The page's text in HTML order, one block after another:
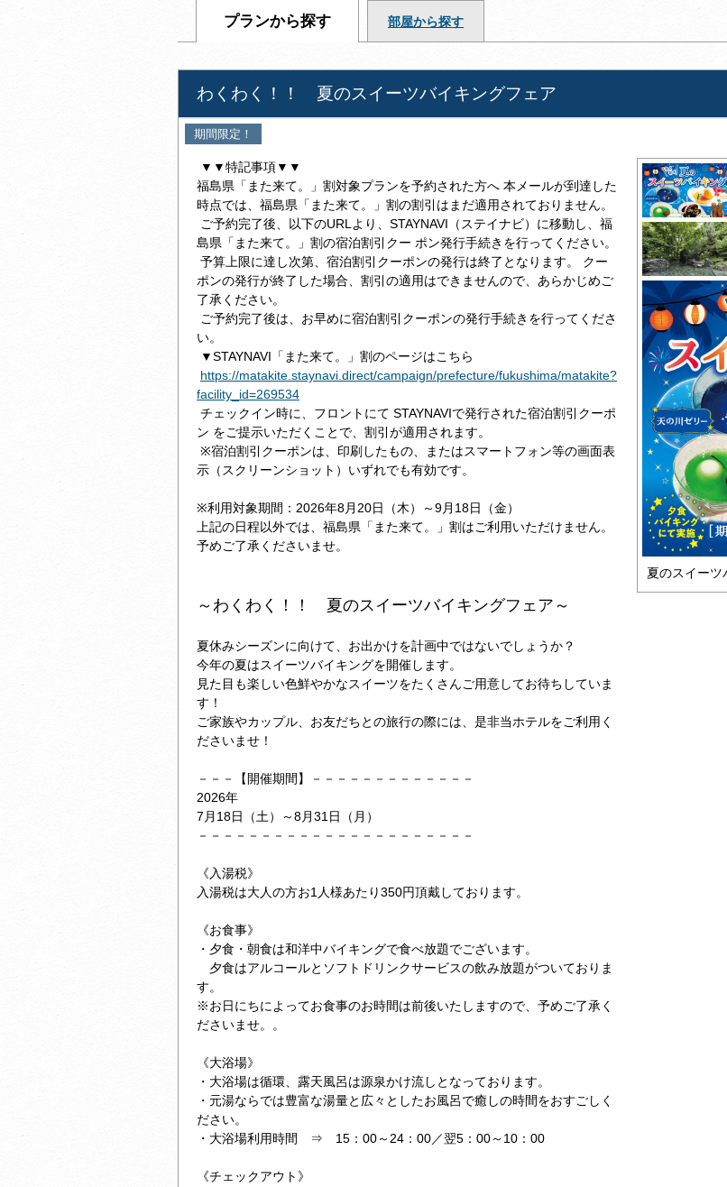
プランから探す 部屋から探す
わくわく！！ 夏のスイーツバイキングフェア
期間限定！
▼▼特記事項▼▼
福島県「また来て。」割対象プランを予約された方へ 本メールが到達した
時点では、福島県「また来て。」割の割引はまだ適用されておりません。
ご予約完了後、以下のURLより、STAYNAVI（ステイナビ）に移動し、福
島県「また来て。」割の宿泊割引クー ポン発行手続きを行ってください。
予算上限に達し次第、宿泊割引クーポンの発行は終了となります。 クー
ポンの発行が終了した場合、割引の適用はできませんので、あらかじめご
了承ください。
ご予約完了後は、お早めに宿泊割引クーポンの発行手続きを行ってくださ
い。
▼STAYNAVI「また来て。」割のページはこちら
https://matakite.staynavi.direct/campaign/prefecture/fukushima/matakite?
facility_id=269534
チェックイン時に、フロントにて STAYNAVIで発行された宿泊割引クーポ
ン をご提示いただくことで、割引が適用されます。
※宿泊割引クーポンは、印刷したもの、またはスマートフォン等の画面表
示（スクリーンショット）いずれでも有効です。
※利用対象期間：2026年8月20日（木）～9月18日（金）
上記の日程以外では、福島県「また来て。」割はご利用いただけません。
予めご了承くださいませ。
～わくわく！！ 夏のスイーツバイキングフェア～
夏休みシーズンに向けて、お出かけを計画中ではないでしょうか？
今年の夏はスイーツバイキングを開催します。
見た目も楽しい色鮮やかなスイーツをたくさんご用意してお待ちしていま
す！
ご家族やカップル、お友だちとの旅行の際には、是非当ホテルをご利用く
ださいませ！
－－－【開催期間】－－－－－－－－－－－－－
2026年
7月18日（土）～8月31日（月）
－－－－－－－－－－－－－－－－－－－－－－
《入湯税》
入湯税は大人の方お1人様あたり350円頂戴しております。
《お食事》
・夕食・朝食は和洋中バイキングで食べ放題でございます。
夕食はアルコールとソフトドリンクサービスの飲み放題がついておりま
す。
※お日にちによってお食事のお時間は前後いたしますので、予めご了承く
ださいませ。。
《大浴場》
・大浴場は循環、露天風呂は源泉かけ流しとなっております。
・元湯ならでは豊富な湯量と広々としたお風呂で癒しの時間をおすごしく
ださい。
・大浴場利用時間 ⇒ 15：00～24：00／翌5：00～10：00
《チェックアウト》
夏のスイーツ